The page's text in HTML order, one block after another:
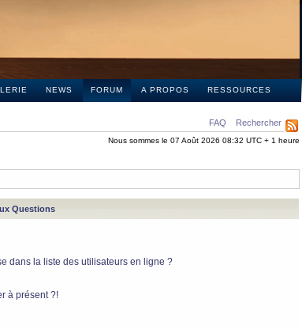
NEWS FORUM A PROPOS RESSOURCES
FAQ Rechercher
Nous sommes le 07 Août 2026 08:32 UTC + 1 heure
Questions
dans la liste des utilisateurs en ligne ?
à présent ?!